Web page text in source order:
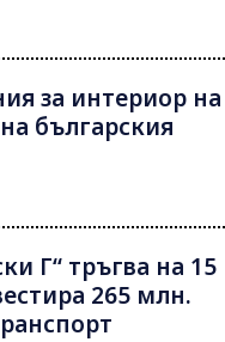
за интериор на
българския
Г“ тръгва на 15
265 млн.